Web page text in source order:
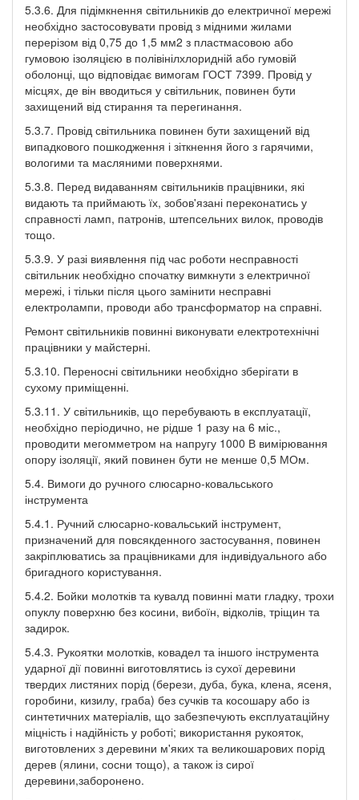
5.3.6. Для підімкнення світильників до електричної мережі
необхідно застосовувати провід з мідними жилами
перерізом від 0,75 до 1,5 мм2 з пластмасовою або
гумовою ізоляцією в полівінілхлоридній або гумовій
оболонці, що відповідає вимогам ГОСТ 7399. Провід у
місцях, де він вводиться у світильник, повинен бути
захищений від стирання та перегинання.
5.3.7. Провід світильника повинен бути захищений від
випадкового пошкодження і зіткнення його з гарячими,
вологими та масляними поверхнями.
5.3.8. Перед видаванням світильників працівники, які
видають та приймають їх, зобов'язані переконатись у
справності ламп, патронів, штепсельних вилок, проводів
тощо.
5.3.9. У разі виявлення під час роботи несправності
світильник необхідно спочатку вимкнути з електричної
мережі, і тільки після цього замінити несправні
електролампи, проводи або трансформатор на справні.
Ремонт світильників повинні виконувати електротехнічні
працівники у майстерні.
5.3.10. Переносні світильники необхідно зберігати в
сухому приміщенні.
5.3.11. У світильників, що перебувають в експлуатації,
необхідно періодично, не рідше 1 разу на 6 міс.,
проводити мегомметром на напругу 1000 В вимірювання
опору ізоляції, який повинен бути не менше 0,5 МОм.
5.4. Вимоги до ручного слюсарно-ковальського
інструмента
5.4.1. Ручний слюсарно-ковальський інструмент,
призначений для повсякденного застосування, повинен
закріплюватись за працівниками для індивідуального або
бригадного користування.
5.4.2. Бойки молотків та кувалд повинні мати гладку, трохи
опуклу поверхню без косини, вибоїн, відколів, тріщин та
задирок.
5.4.3. Рукоятки молотків, ковадел та іншого інструмента
ударної дії повинні виготовлятись із сухої деревини
твердих листяних порід (берези, дуба, бука, клена, ясеня,
горобини, кизилу, граба) без сучків та косошару або із
синтетичних матеріалів, що забезпечують експлуатаційну
міцність і надійність у роботі; використання рукояток,
виготовлених з деревини м'яких та великошарових порід
дерев (ялини, сосни тощо), а також із сирої
деревини,заборонено.